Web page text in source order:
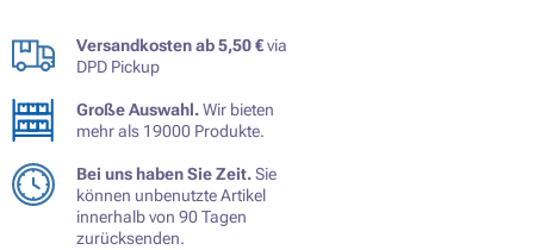
Versandkosten ab 5,50 €via
DPD Pickup
Große Auswahl.Wir bieten
mehr als 19000 Produkte.
Bei uns haben Sie Zeit.Sie
können unbenutzte Artikel
innerhalb von 90 Tagen
zurücksenden.